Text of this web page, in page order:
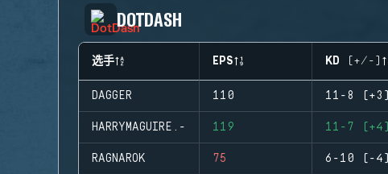
DOTDASH
选手 EPS KD (+/-)
DAGGER 110 11-8 (+3)
HARRYMAGUIRE.- 119 11-7 (+4)
RAGNAROK 75 6-10 (-4)